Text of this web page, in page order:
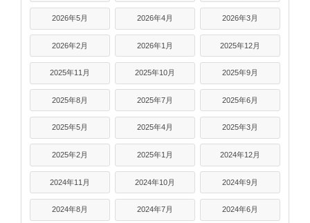
2026年5月 2026年4月 2026年3月
2026年2月 2026年1月 2025年12月
2025年11月 2025年10月 2025年9月
2025年8月 2025年7月 2025年6月
2025年5月 2025年4月 2025年3月
2025年2月 2025年1月 2024年12月
2024年11月 2024年10月 2024年9月
2024年8月 2024年7月 2024年6月